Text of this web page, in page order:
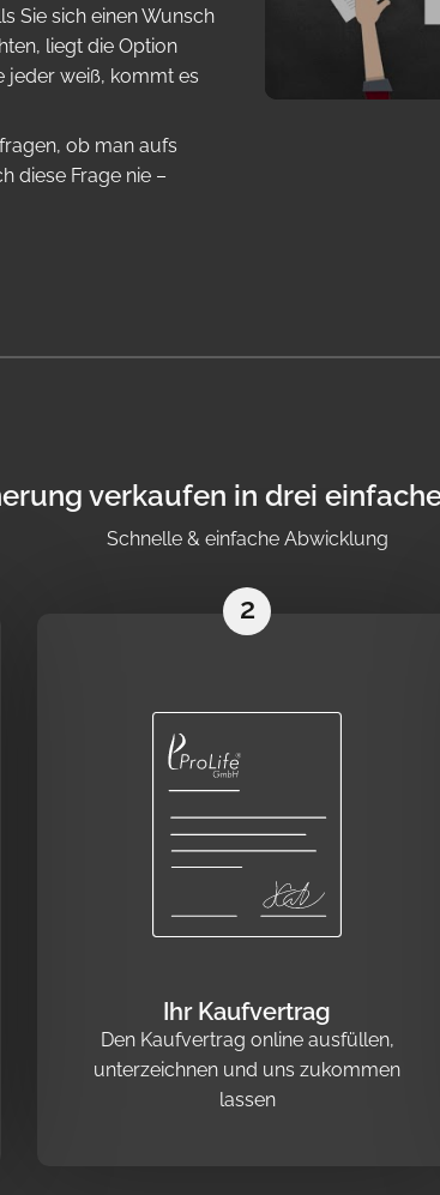
Sie sich einen Wunsch
liegt die Option
jeder weiß, kommt es
ob man aufs
diese Frage nie –
verkaufen in drei
Schnelle & einfache Abwicklung
2
Ihr Kaufvertrag
Den Kaufvertrag online ausfüllen,
unterzeichnen und uns zukommen
lassen